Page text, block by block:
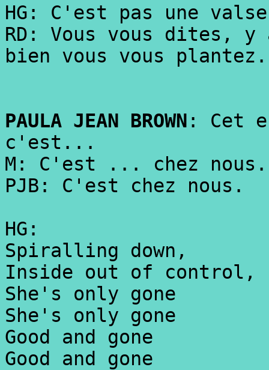
HG: C'est pas une
RD: Vous vous dites,
bien vous vous
PAULA JEAN BROWN : Cet
c'est...
M: C'est ... chez nous.
PJB: C'est chez nous.
HG:
Spiralling down,
Inside out of control,
She's only gone
She's only gone
Good and gone
Good and gone